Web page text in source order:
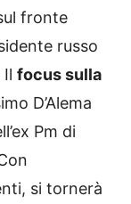
fronte
russo
Il focus sulla
D’Alema
Pm di
si tornerà